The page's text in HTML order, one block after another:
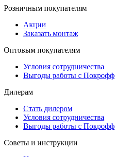
Розничным покупателям
Акции
Заказать монтаж
Оптовым покупателям
Условия сотрудничества
Выгоды работы с Покрофф
Дилерам
Стать дилером
Условия сотрудничества
Выгоды работы с Покрофф
Советы и инструкции